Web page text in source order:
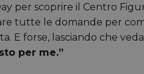
per scoprire il Centro
tutte le domande per
E forse, lasciando che
per me.”